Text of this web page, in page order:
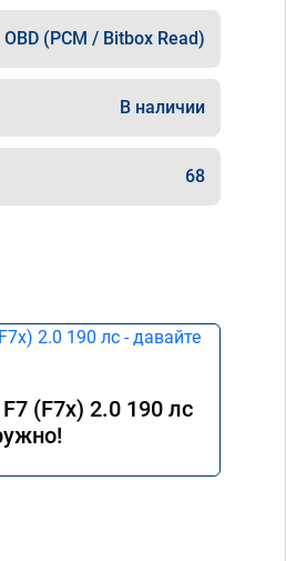
OBD (PCM / Bitbox Read)
В наличии
68
(F7x) 2.0 190 лс